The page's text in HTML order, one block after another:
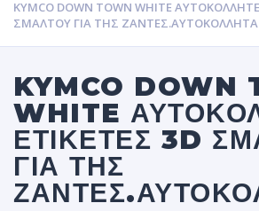
KYMCO DOWN TOWN WHITE
ΣΜΆΛΤΟΥ ΓΙΑ ΤΗΣ ΖΆΝΤΕΣ.ΑΥΤΟΚΌΛΛΗΤΑ
KYMCO DOWN
WHITE
ΕΤΙΚΈΤΕΣ 3D
ΓΙΑ ΤΗΣ